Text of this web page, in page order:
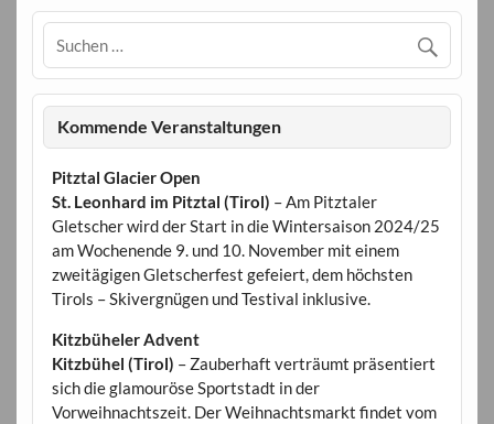
Kommende Veranstaltungen
Pitztal Glacier Open
St. Leonhard im Pitztal (Tirol) – Am Pitztaler
Gletscher wird der Start in die Wintersaison 2024/25
am Wochenende 9. und 10. November mit einem
zweitägigen Gletscherfest gefeiert, dem höchsten
Tirols – Skivergnügen und Testival inklusive.
Kitzbüheler Advent
Kitzbühel (Tirol) – Zauberhaft verträumt präsentiert
sich die glamouröse Sportstadt in der
Vorweihnachtszeit. Der Weihnachtsmarkt findet vom